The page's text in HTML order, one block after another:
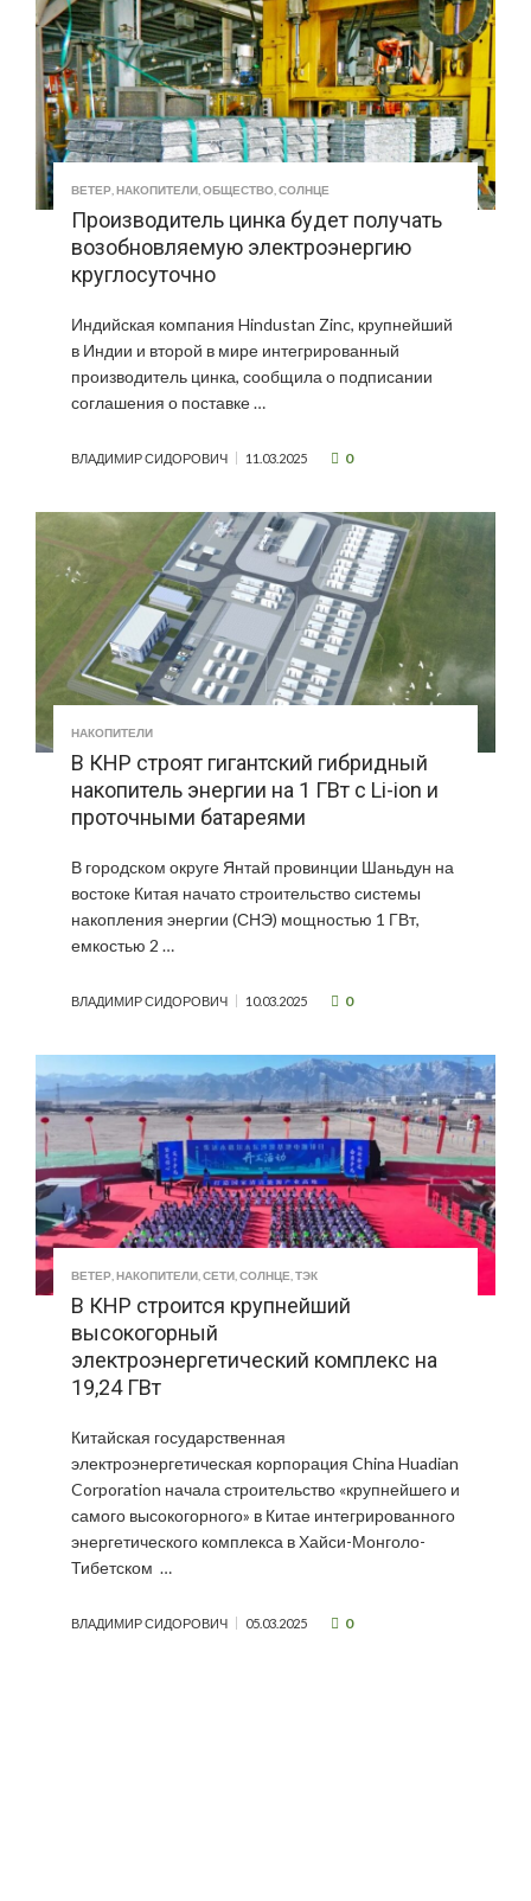
ВЕТЕР НАКОПИТЕЛИ ОБЩЕСТВО СОЛНЦЕ
Производитель цинка будет получать
возобновляемую электроэнергию
круглосуточно
Индийская компания Hindustan Zinc, крупнейший
в Индии и второй в мире интегрированный
производитель цинка, сообщила о подписании
соглашения о поставке …
ВЛАДИМИР СИДОРОВИЧ 11.03.2025 0
НАКОПИТЕЛИ
В КНР строят гигантский гибридный
накопитель энергии на 1 ГВт с Li-ion и
проточными батареями
В городском округе Янтай провинции Шаньдун на
востоке Китая начато строительство системы
накопления энергии (СНЭ) мощностью 1 ГВт,
емкостью 2 …
ВЛАДИМИР СИДОРОВИЧ 10.03.2025 0
ВЕТЕР НАКОПИТЕЛИ СЕТИ СОЛНЦЕ ТЭК
В КНР строится крупнейший
высокогорный
электроэнергетический комплекс на
19,24 ГВт
Китайская государственная
электроэнергетическая корпорация China Huadian
Corporation начала строительство «крупнейшего и
самого высокогорного» в Китае интегрированного
энергетического комплекса в Хайси-Монголо-
Тибетском …
ВЛАДИМИР СИДОРОВИЧ 05.03.2025 0